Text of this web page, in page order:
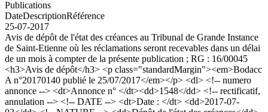
Publications
DateDescriptionRéférence
25-07-2017
Avis de dépôt de l'état des créances au Tribunal de Grande Instance
de Saint-Etienne où les réclamations seront recevables dans un délai
de un mois à compter de la présente publication ; RG : 16/00045
<h3>Avis de dépôt</h3> <p class="standardMargin"><em>Bodacc
A n°20170140 publié le 25/07/2017</em></p> <dl> <!-- numero
annonce --> <dt>Annonce n° </dt><dd>1548</dd> <!-- rectificatif,
annulation --> <!-- DATE --> <dt>Date : </dt> <dd>2017-07-